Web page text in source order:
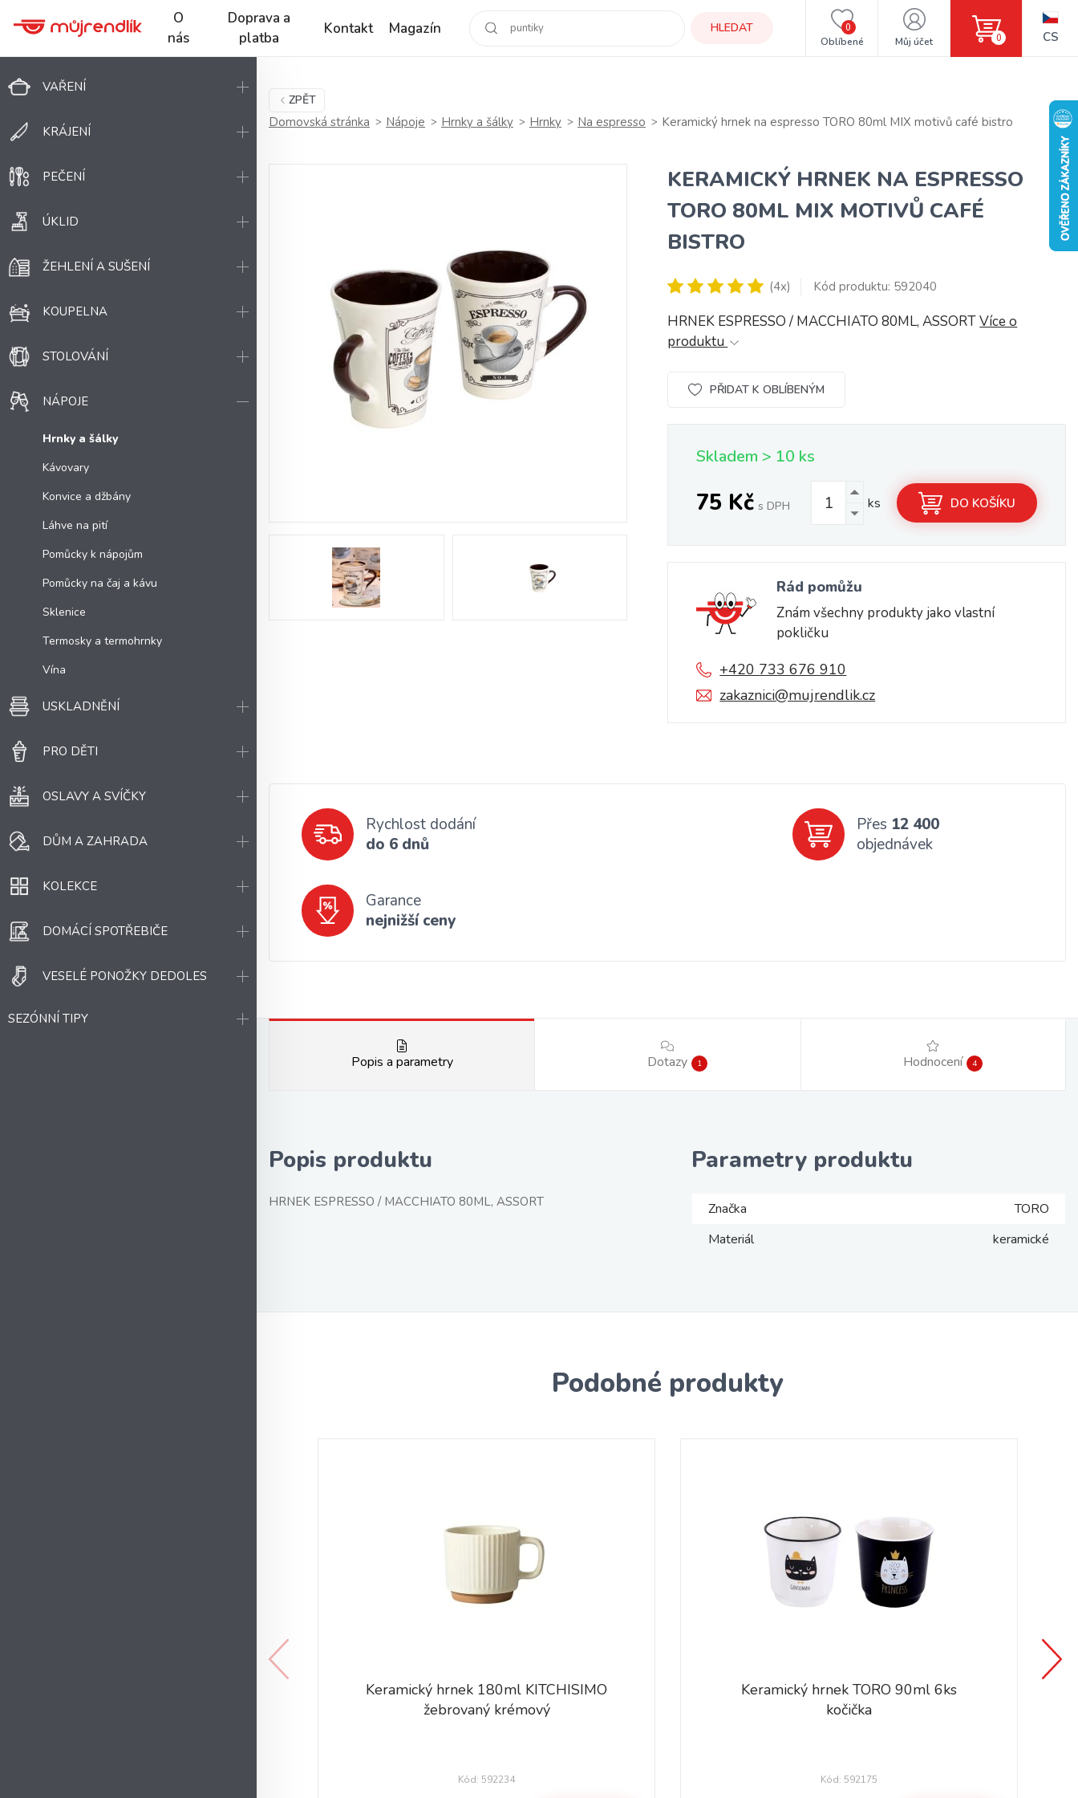
O
nás
Doprava a
platba
Kontakt Magazín HLEDAT
Oblíbené
0
Můj účet 0 CS
VAŘENÍ
KRÁJENÍ
PEČENÍ
ÚKLID
ŽEHLENÍ A SUŠENÍ
KOUPELNA
STOLOVÁNÍ
NÁPOJE
Hrnky a šálky
Kávovary
Konvice a džbány
Láhve na pití
Pomůcky k nápojům
Pomůcky na čaj a kávu
Sklenice
Termosky a termohrnky
Vína
USKLADNĚNÍ
PRO DĚTI
OSLAVY A SVÍČKY
DŮM A ZAHRADA
KOLEKCE
DOMÁCÍ SPOTŘEBIČE
VESELÉ PONOŽKY DEDOLES
SEZÓNNÍ TIPY
ZPĚT
Domovská stránka Nápoje Hrnky a šálky Hrnky Na espresso Keramický hrnek na espresso TORO 80ml MIX motivů café bistro
KERAMICKÝ HRNEK NA ESPRESSO
TORO 80ML MIX MOTIVŮ CAFÉ
BISTRO
(4x) Kód produktu: 592040
HRNEK ESPRESSO / MACCHIATO 80ML, ASSORTVíce o
produktu
PŘIDAT K OBLÍBENÝM
Skladem > 10 ks
75 Kč s DPH ks DO KOŠÍKU
Rád pomůžu
Znám všechny produkty jako vlastní
pokličku
+420 733 676 910
zakaznici@mujrendlik.cz
Rychlost dodání
do 6 dnů
Přes 12 400
objednávek
Garance
nejnižší ceny
Popis a parametry Dotazy 1 Hodnocení 4
Popis produktu
HRNEK ESPRESSO / MACCHIATO 80ML, ASSORT
Parametry produktu
Značka
TORO
Materiál
keramické
Podobné produkty
Keramický hrnek 180ml KITCHISIMO
žebrovaný krémový
Kód: 592234
Keramický hrnek TORO 90ml 6ks
kočička
Kód: 592175